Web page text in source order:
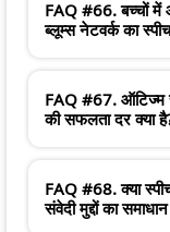
FAQ #66. बच्चों में
ब्लूम्स नेटवर्क का
FAQ #67. ऑटिज्म
की सफलता दर क्या
FAQ #68. क्या
संवेदी मुद्दों का